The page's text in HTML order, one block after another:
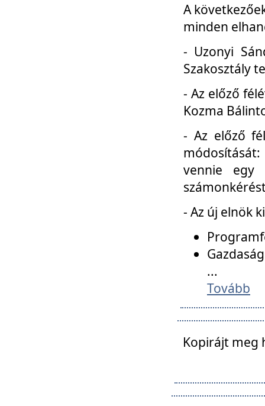
A
minden
- Uzonyi
Szakosztály
- Az előző
Kozma
- Az előző
vennie egy
- Az új elnök
...
Tovább
Kopirájt meg